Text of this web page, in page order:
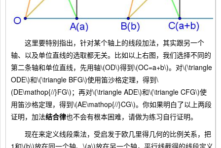
这里要特别指出，针对某个轴上的线段加法，其实跟另一个
轴、以及单位直线的选取都无关。比如以上右图，我们选择不同的
第二条轴和单位直线，先用轴\(OD\)得到\(OC=a+b\)。对\(\triangle
ODE\)和\(\triangle BFG\)使用笛沙格定理，得到\
(DE\mathop{//}FG\)；再对\(\triangle ADE\)和\(\triangle CFG\)使
用笛沙格定理，得到\(AE\mathop{//}CG\)。你如果明白了以上两段
证明，加法结合律也不会有根本困难，请做为练习自行证明。
现在来定义线段乘法，受启发于欧几里得几何的比例关系，把